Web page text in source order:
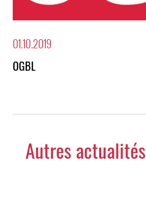
01.10.2019
OGBL
Autres actualités